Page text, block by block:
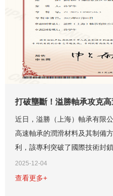
connection speed:
近日，溢勝（上海）軸承有限
高速軸承的潤滑材料及其制備
利，該專利突破了國際技術封
力，其潤滑材料及軸承設計顯
壽命。...
2025-12-04
查看更多+